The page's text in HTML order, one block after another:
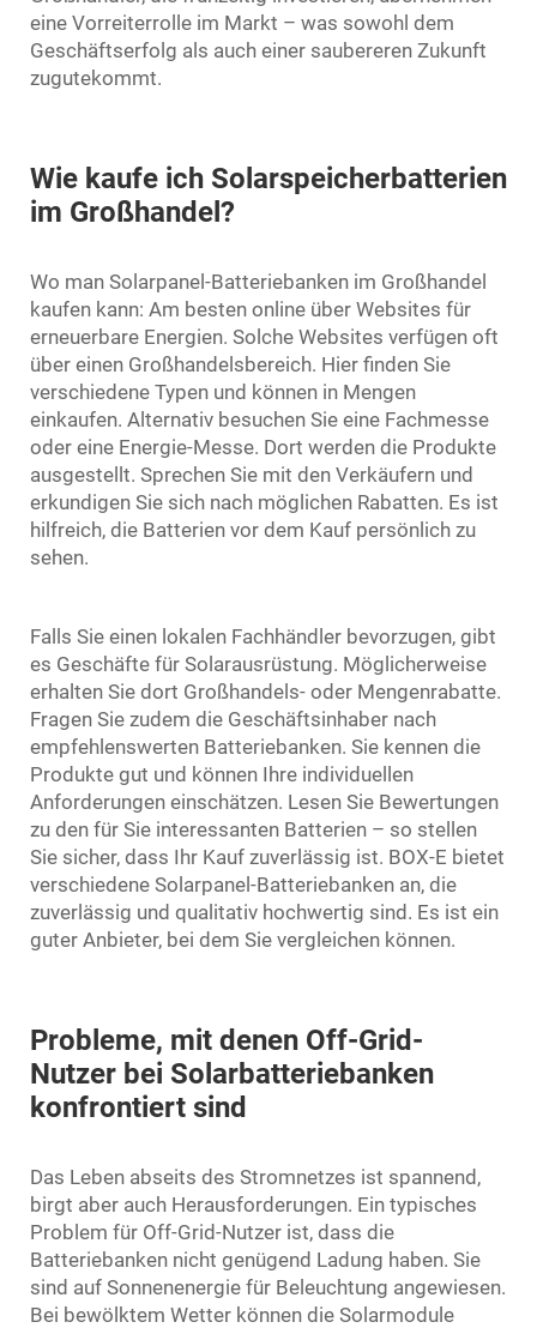
eine Vorreiterrolle im Markt – was sowohl dem
Geschäftserfolg als auch einer saubereren Zukunft
zugutekommt.
Wie kaufe ich Solarspeicherbatterien
im Großhandel?
Wo man Solarpanel-Batteriebanken im Großhandel
kaufen kann: Am besten online über Websites für
erneuerbare Energien. Solche Websites verfügen oft
über einen Großhandelsbereich. Hier finden Sie
verschiedene Typen und können in Mengen
einkaufen. Alternativ besuchen Sie eine Fachmesse
oder eine Energie-Messe. Dort werden die Produkte
ausgestellt. Sprechen Sie mit den Verkäufern und
erkundigen Sie sich nach möglichen Rabatten. Es ist
hilfreich, die Batterien vor dem Kauf persönlich zu
sehen.
Falls Sie einen lokalen Fachhändler bevorzugen, gibt
es Geschäfte für Solarausrüstung. Möglicherweise
erhalten Sie dort Großhandels- oder Mengenrabatte.
Fragen Sie zudem die Geschäftsinhaber nach
empfehlenswerten Batteriebanken. Sie kennen die
Produkte gut und können Ihre individuellen
Anforderungen einschätzen. Lesen Sie Bewertungen
zu den für Sie interessanten Batterien – so stellen
Sie sicher, dass Ihr Kauf zuverlässig ist. BOX-E bietet
verschiedene Solarpanel-Batteriebanken an, die
zuverlässig und qualitativ hochwertig sind. Es ist ein
guter Anbieter, bei dem Sie vergleichen können.
Probleme, mit denen Off-Grid-
Nutzer bei Solarbatteriebanken
konfrontiert sind
Das Leben abseits des Stromnetzes ist spannend,
birgt aber auch Herausforderungen. Ein typisches
Problem für Off-Grid-Nutzer ist, dass die
Batteriebanken nicht genügend Ladung haben. Sie
sind auf Sonnenenergie für Beleuchtung angewiesen.
Bei bewölktem Wetter können die Solarmodule